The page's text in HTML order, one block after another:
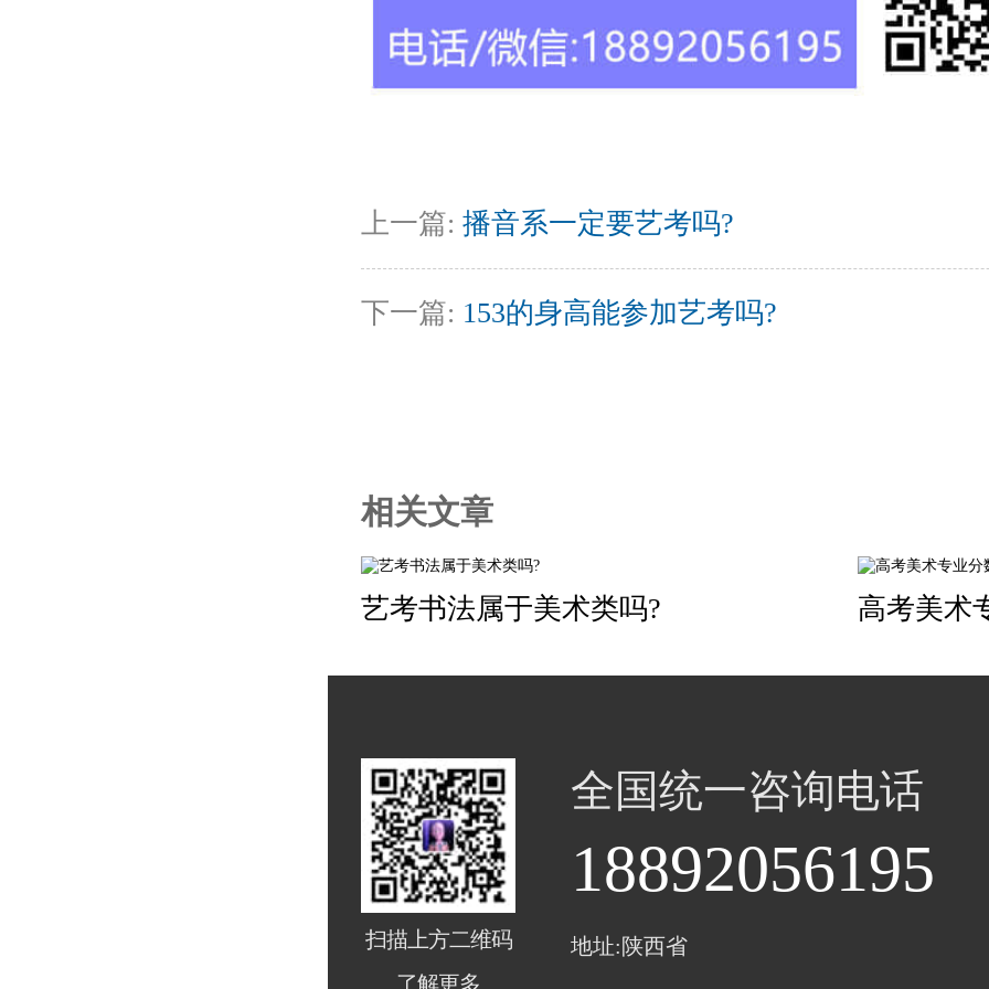
上一篇: 播音系一定要艺考吗?
下一篇: 153的身高能参加艺考吗?
相关文章
艺考书法属于美术类吗? 高考美术
扫描上方二维码
了解更多
全国统一咨询电话
18892056195
地址:陕西省